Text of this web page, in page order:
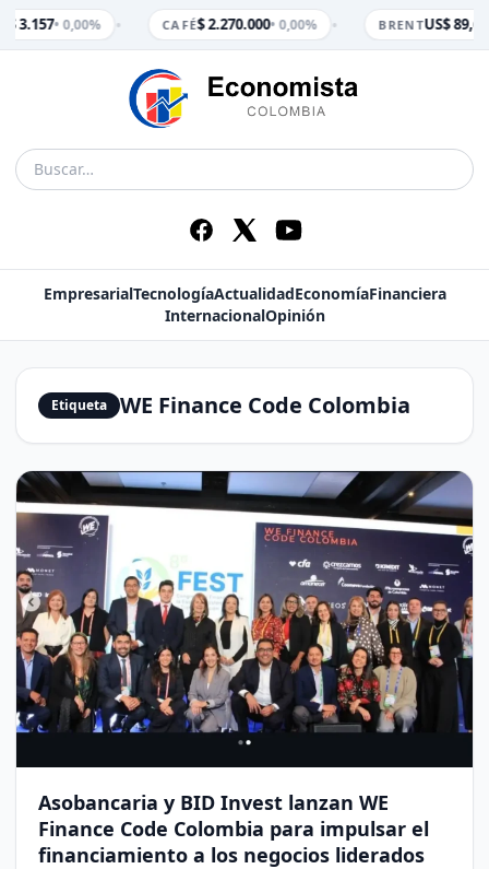
$ 3.157• 0,00% • CAFÉ$ 2.270.000• 0,00% • BRENTUS$ 89,65
EmpresarialTecnologíaActualidadEconomíaFinanciera
InternacionalOpinión
Etiqueta WE Finance Code Colombia
Asobancaria y BID Invest lanzan WE
Finance Code Colombia para impulsar el
financiamiento a los negocios liderados